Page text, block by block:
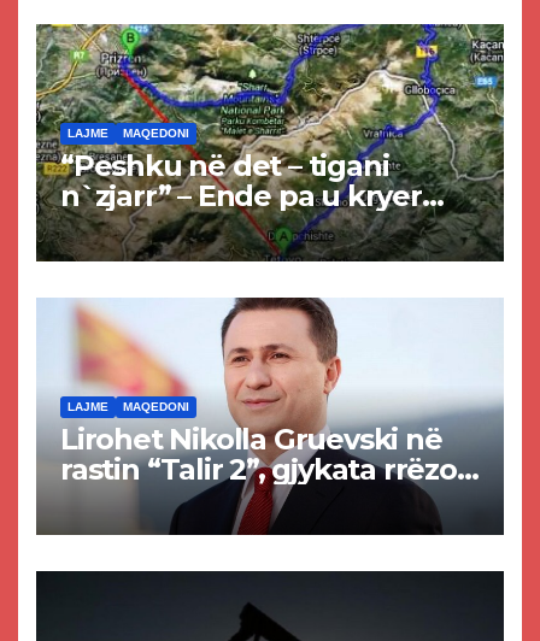
LAJME MAQEDONI
“Peshku në det – tigani
n`zjarr” – Ende pa u kryer
projekti i tunelit, komuna e
Tetovës nis punimet për
LAJME MAQEDONI
Lirohet Nikolla Gruevski në
rastin “Talir 2”, gjykata rrëzon
akuzat për ndërtimin e
paligjshëm të selisë së